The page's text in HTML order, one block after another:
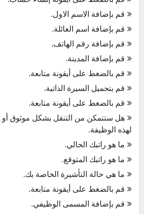
قم بإضافة الاسم الاول.
قم بإضافة اسم العائلة.
قم بإضافة رقم الهاتف.
قم بإضافة المدينة.
قم بالضغط على أيقونة متابعة.
قم بتحميل السيرة الذاتية.
قم بالضغط على أيقونة متابعة.
هل ستتمكن من التنقل بشكل موثوق أو
لهذه الوظيفة.
ما هو راتبك الحالي.
ما هو راتبك المتوقع.
ما هي حالة التأشيرة الخاصة بك.
قم بالضغط على أيقونة متابعة.
قم بإضافة المسمى الوظيفي.